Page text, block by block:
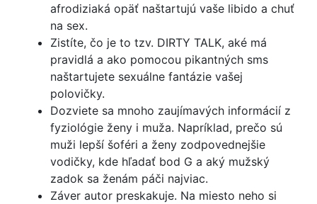
afrodiziaká opäť naštartujú vaše libido a chuť
na sex.
Zistíte, čo je to tzv. DIRTY TALK, aké má
pravidlá a ako pomocou pikantných sms
naštartujete sexuálne fantázie vašej
polovičky.
Dozviete sa mnoho zaujímavých informácií z
fyziológie ženy i muža. Napríklad, prečo sú
muži lepší šoféri a ženy zodpovednejšie
vodičky, kde hľadať bod G a aký mužský
zadok sa ženám páči najviac.
Záver autor preskakuje. Na miesto neho si